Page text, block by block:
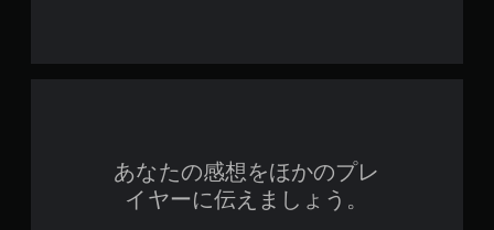
あなたの感想をほかのプレ
イヤーに伝えましょう。